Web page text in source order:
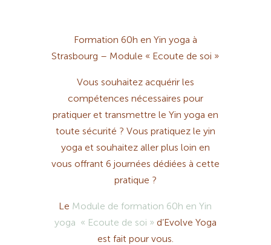
Formation 60h en Yin yoga à
Strasbourg – Module « Ecoute de soi »
Vous souhaitez acquérir les
compétences nécessaires pour
pratiquer et transmettre le Yin yoga en
toute sécurité ? Vous pratiquez le yin
yoga et souhaitez aller plus loin en
vous offrant 6 journées dédiées à cette
pratique ?
Le Module de formation 60h en Yin
yoga « Ecoute de soi » d’Evolve Yoga
est fait pour vous.